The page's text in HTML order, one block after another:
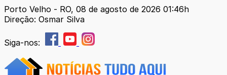
Porto Velho - RO, 08 de agosto de 2026 01:46h
Direção: Osmar Silva
Siga-nos: